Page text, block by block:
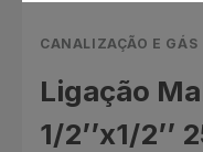
CANALIZAÇÃO E GÁS
Ligação
1/2’’x1/2’’